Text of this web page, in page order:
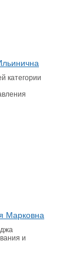
категории
Марковна
и